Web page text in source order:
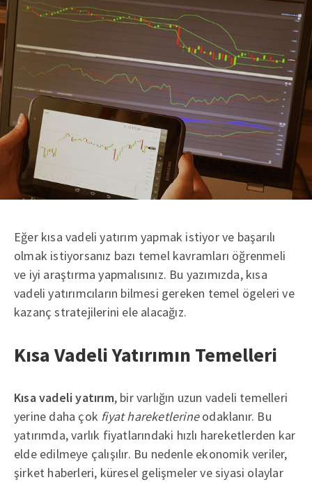
Eğer kısa vadeli yatırım yapmak istiyor ve başarılı
olmak istiyorsanız bazı temel kavramları öğrenmeli
ve iyi araştırma yapmalısınız. Bu yazımızda, kısa
vadeli yatırımcıların bilmesi gereken temel ögeleri ve
kazanç stratejilerini ele alacağız.
Kısa Vadeli Yatırımın Temelleri
Kısa vadeli yatırım, bir varlığın uzun vadeli temelleri
yerine daha çok fiyat hareketlerineodaklanır. Bu
yatırımda, varlık fiyatlarındaki hızlı hareketlerden kar
elde edilmeye çalışılır. Bu nedenle ekonomik veriler,
şirket haberleri, küresel gelişmeler ve siyasi olaylar